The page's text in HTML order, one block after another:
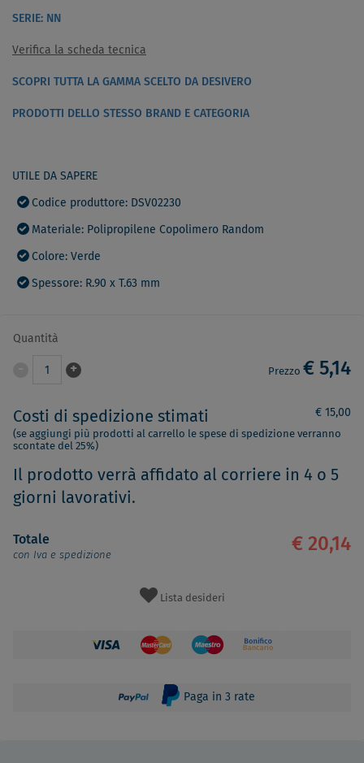
SERIE: NN
Verifica la scheda tecnica
SCOPRI TUTTA LA GAMMA SCELTO DA DESIVERO
PRODOTTI DELLO STESSO BRAND E CATEGORIA
UTILE DA SAPERE
Codice produttore: DSV02230
Materiale: Polipropilene Copolimero Random
Colore: Verde
Spessore: R.90 x T.63 mm
Quantità
1 + Prezzo € 5,14
Costi di spedizione stimati € 15,00
(se aggiungi più prodotti al carrello le spese di spedizione verranno
scontate del 25%)
Il prodotto verrà affidato al corriere in 4 o 5
giorni lavorativi.
Totale
con Iva e spedizione
€ 20,14
Lista desideri
Paga in 3 rate